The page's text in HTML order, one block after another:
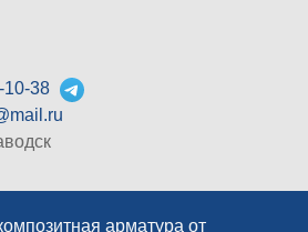
10-38
арматура от